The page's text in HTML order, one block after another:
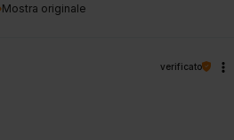
Mostra originale
verificato